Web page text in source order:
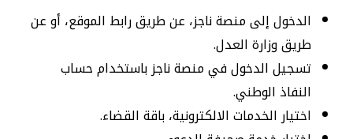
الدخول إلى منصة ناجز، عن طريق رابط الموقع، أو عن
طريق وزارة العدل.
تسجيل الدخول في منصة ناجز باستخدام حساب
النفاذ الوطني.
اختيار الخدمات الالكترونية، باقة القضاء.